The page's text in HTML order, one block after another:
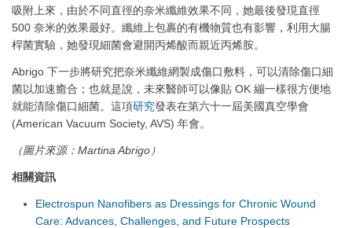
吸附上來，由於不同直徑的奈米纖維效果不同，她最後發現直徑
500 奈米的效果最好。纖維上包裹的有機物質也有影響，利用大腸
桿菌實驗，她發現細菌會避開丙烯酸而親近丙烯胺。
Abrigo 下一步將研究把奈米纖維網製成傷口敷料，可以清除傷口細
菌以加速癒合；也就是說，未來醫師可以像貼 OK 繃一樣很方便地
就能清除傷口細菌。這項研究發表在第六十一屆美國真空學會
(American Vacuum Society, AVS) 年會。
（圖片來源：Martina Abrigo）
相關資訊
Electrospun Nanofibers as Dressings for Chronic Wound
Care: Advances, Challenges, and Future Prospects